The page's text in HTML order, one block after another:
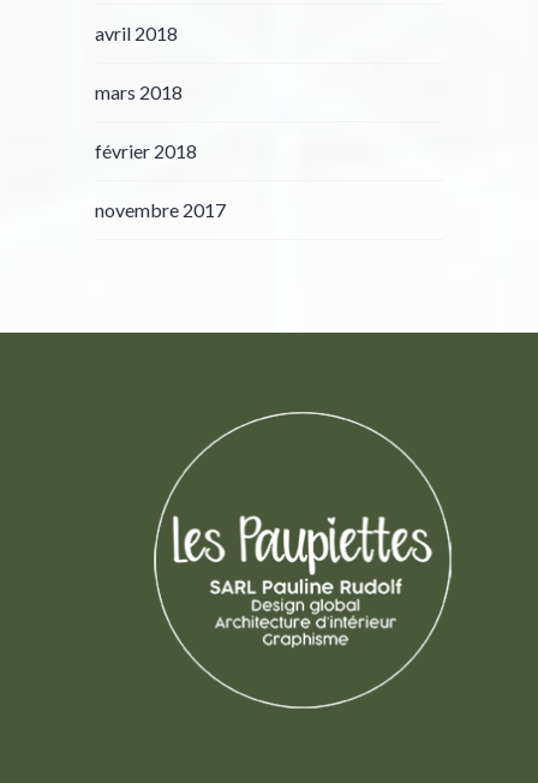
avril 2018
mars 2018
février 2018
novembre 2017